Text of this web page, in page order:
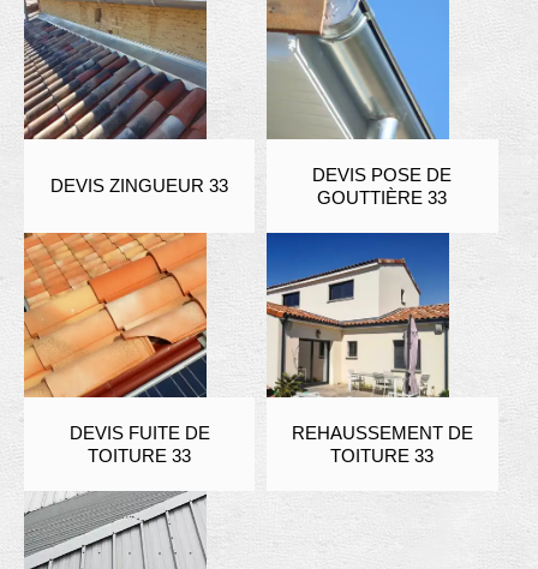
DEVIS ZINGUEUR 33
DEVIS POSE DE
GOUTTIÈRE 33
DEVIS FUITE DE
TOITURE 33
REHAUSSEMENT DE
TOITURE 33